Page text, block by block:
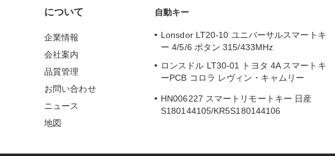
について
企業情報
会社案内
品質管理
お問い合わせ
ニュース
地図
自動キー
Lonsdor LT20-10 ユニバーサルスマートキ
ー 4/5/6 ボタン 315/433MHz
ロンスドル LT30-01 トヨタ 4A スマートキ
ーPCB コロラ レヴィン・キャムリー
HN006227 スマートリモートキー 日産
S180144105/KR5S180144106